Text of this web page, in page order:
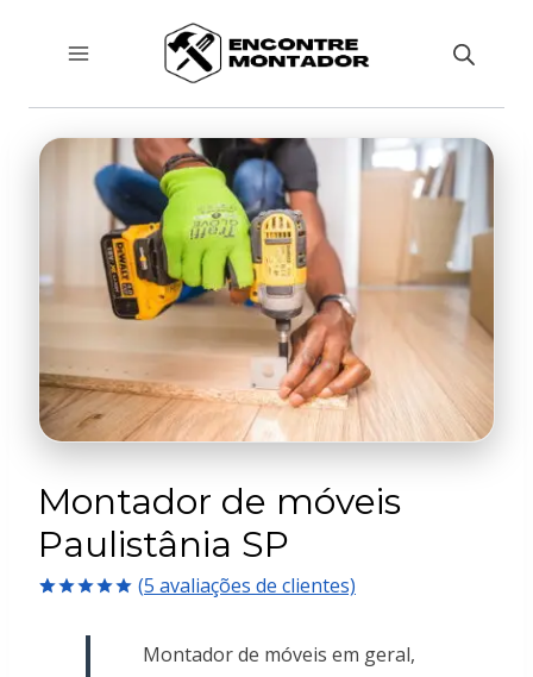
Conteúdo
Montador de móveis
Paulistânia SP
como5.00
(5 avaliações de clientes)
Montador de móveis em geral,